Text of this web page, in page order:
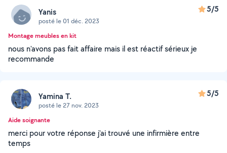
Yanis
posté le 01 déc. 2023
5/5
Montage meubles en kit
nous n'avons pas fait affaire mais il est réactif sérieux je
recommande
Yamina T.
posté le 27 nov. 2023
5/5
Aide soignante
merci pour votre réponse j'ai trouvé une infirmière entre
temps